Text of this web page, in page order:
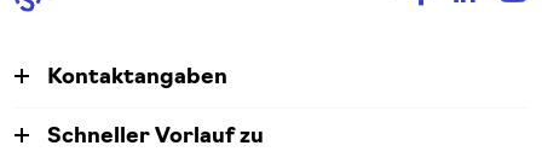
Kontaktangaben
Schneller Vorlauf zu